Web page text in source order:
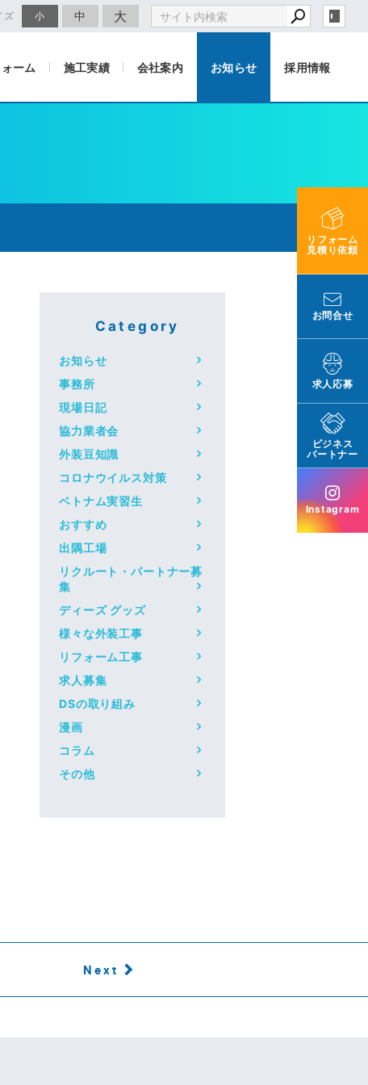
ズ 小 中 大
ーム 施工実績 会社案内 お知らせ 採用情報
リフォーム
見積り依頼
お問合せ
求人応募
ビジネス
パートナー
Instagram
Category
お知らせ
事務所
現場日記
協力業者会
外装豆知識
コロナウイルス対策
ベトナム実習生
おすすめ
出隅工場
リクルート・パートナー募
集
ディーズ グッズ
様々な外装工事
リフォーム工事
求人募集
DSの取り組み
漫画
コラム
その他
Next